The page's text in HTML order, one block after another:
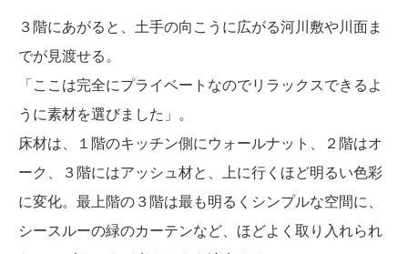
３階にあがると、土手の向こうに広がる河川敷や川面ま
でが見渡せる。
「ここは完全にプライベートなのでリラックスできるよ
うに素材を選びました」。
床材は、１階のキッチン側にウォールナット、２階はオ
ーク、３階にはアッシュ材と、上に行くほど明るい色彩
に変化。最上階の３階は最も明るくシンプルな空間に、
シースルーの緑のカーテンなど、ほどよく取り入れられ